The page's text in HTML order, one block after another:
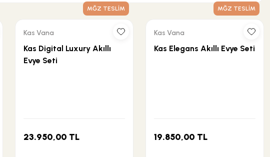
MĞZ TESLİM
Kas Vana
Kas Digital Luxury Akıllı
Evye Seti
23.950,00 TL
MĞZ TESLİM
Kas Vana
Kas Elegans Akıllı Evye Seti
19.850,00 TL